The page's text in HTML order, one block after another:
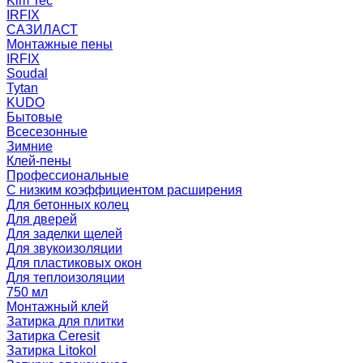
IRFIX
САЗИЛАСТ
Монтажные пены
IRFIX
Soudal
Tytan
KUDO
Бытовые
Всесезонные
Зимние
Клей-пены
Профессиональные
С низким коэффициентом расширения
Для бетонных колец
Для дверей
Для заделки щелей
Для звукоизоляции
Для пластиковых окон
Для теплоизоляции
750 мл
Монтажный клей
Затирка для плитки
Затирка Ceresit
Затирка Litokol